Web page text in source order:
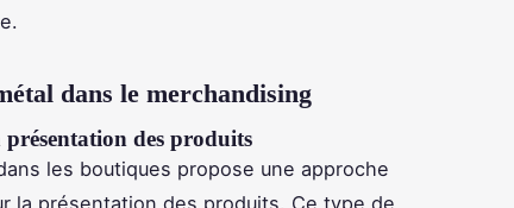
dans le merchandising
des produits
les boutiques propose une approche